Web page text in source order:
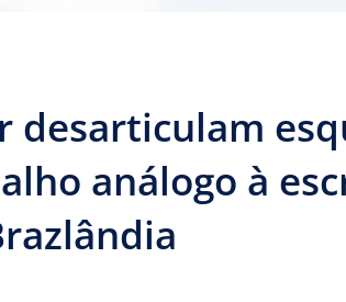
desarticulam
análogo à